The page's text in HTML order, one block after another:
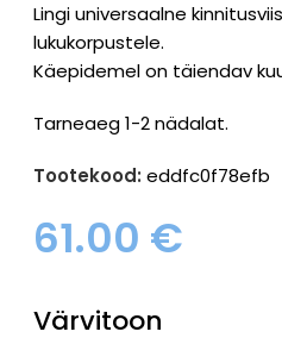
Lingi universaalne
lukukorpustele.
Käepidemel on täiendav
Tarneaeg 1-2 nädalat.
Tootekood: eddfc0f78efb
61.00 €
Värvitoon